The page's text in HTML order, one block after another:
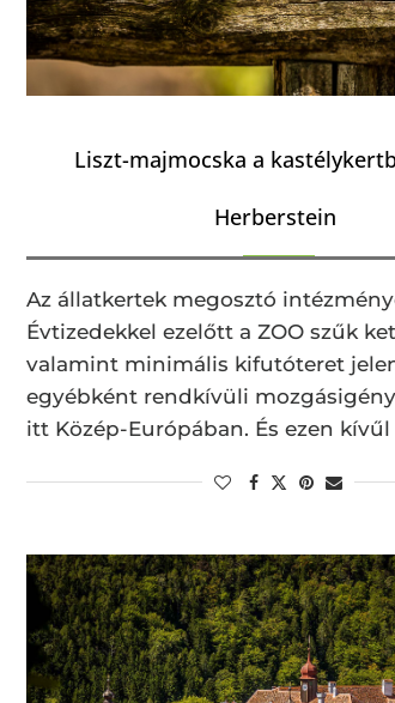
Liszt-majmocska a
Herberstein
Az állatkertek megosztó
Évtizedekkel ezelőtt a ZOO szűk
valamint minimális kifutóteret
egyébként rendkívüli
itt Közép-Európában. És ezen kívűl